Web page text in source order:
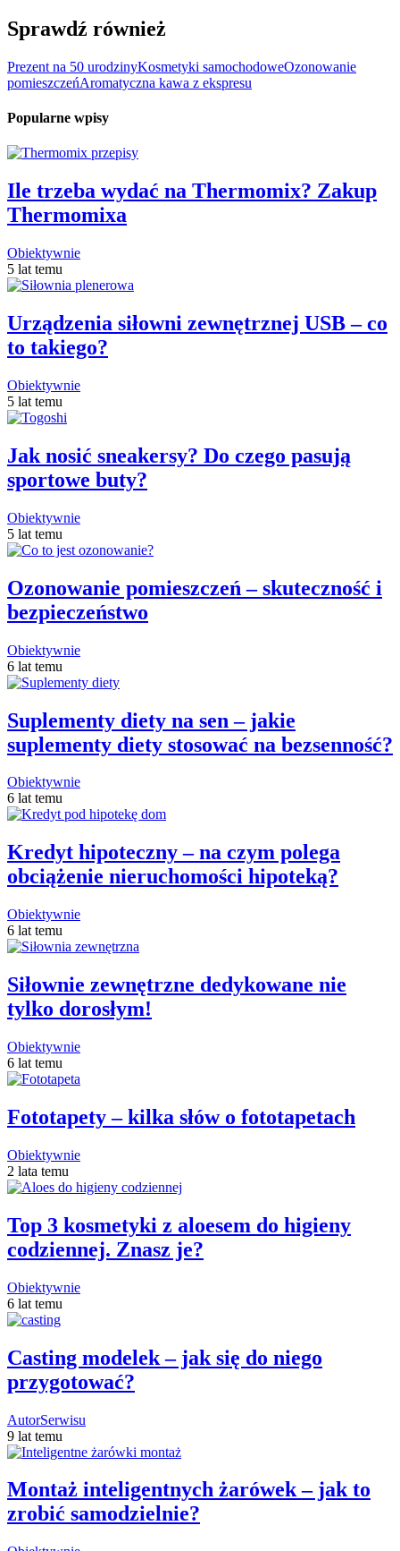
Sprawdź również
Prezent na 50 urodzinyKosmetyki samochodoweOzonowanie
pomieszczeńAromatyczna kawa z ekspresu
Popularne wpisy
Ile trzeba wydać na Thermomix? Zakup
Thermomixa
Obiektywnie
5 lat temu
Urządzenia siłowni zewnętrznej USB – co
to takiego?
Obiektywnie
5 lat temu
Jak nosić sneakersy? Do czego pasują
sportowe buty?
Obiektywnie
5 lat temu
Ozonowanie pomieszczeń – skuteczność i
bezpieczeństwo
Obiektywnie
6 lat temu
Suplementy diety na sen – jakie
suplementy diety stosować na bezsenność?
Obiektywnie
6 lat temu
Kredyt hipoteczny – na czym polega
obciążenie nieruchomości hipoteką?
Obiektywnie
6 lat temu
Siłownie zewnętrzne dedykowane nie
tylko dorosłym!
Obiektywnie
6 lat temu
Fototapety – kilka słów o fototapetach
Obiektywnie
2 lata temu
Top 3 kosmetyki z aloesem do higieny
codziennej. Znasz je?
Obiektywnie
6 lat temu
Casting modelek – jak się do niego
przygotować?
AutorSerwisu
9 lat temu
Montaż inteligentnych żarówek – jak to
zrobić samodzielnie?